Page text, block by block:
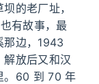
的老厂址，
有故事，最
那边，1943
放后又和汉
。60 到 70 年